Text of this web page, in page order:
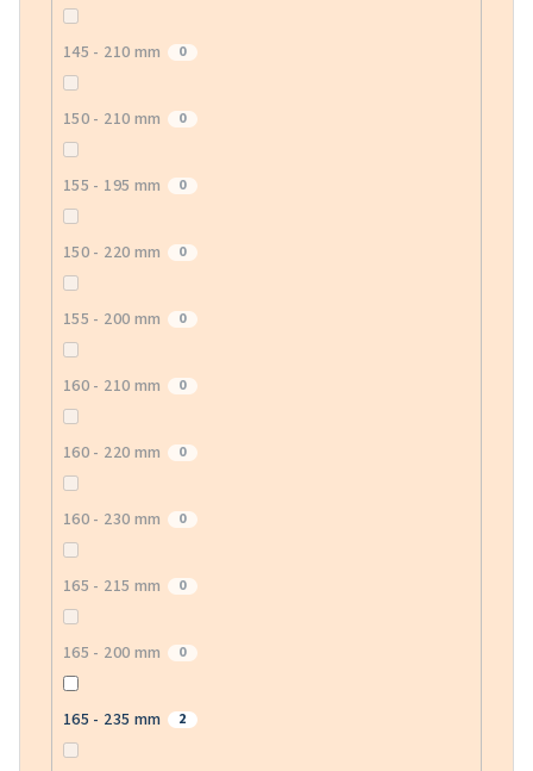
145 - 210 mm 0
150 - 210 mm 0
155 - 195 mm 0
150 - 220 mm 0
155 - 200 mm 0
160 - 210 mm 0
160 - 220 mm 0
160 - 230 mm 0
165 - 215 mm 0
165 - 200 mm 0
165 - 235 mm 2